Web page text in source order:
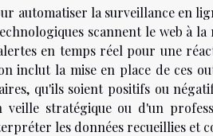
automatiser la surveillance en
scannent le web à
en temps réel pour une
inclut la mise en place de ces
qu'ils soient positifs ou
veille stratégique ou d'un
les données recueillies et